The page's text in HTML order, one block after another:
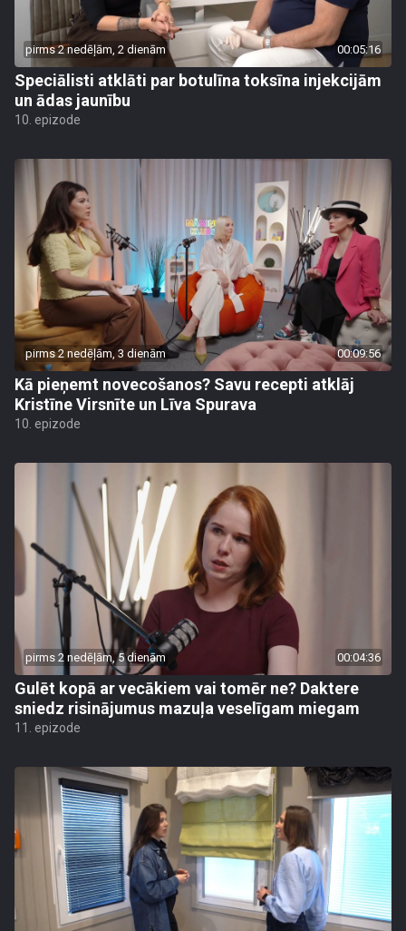
pirms 2 nedēļām, 2 dienām 00:05:16
Speciālisti atklāti par botulīna toksīna injekcijām
un ādas jaunību
10. epizode
pirms 2 nedēļām, 3 dienām 00:09:56
Kā pieņemt novecošanos? Savu recepti atklāj
Kristīne Virsnīte un Līva Spurava
10. epizode
pirms 2 nedēļām, 5 dienām 00:04:36
Gulēt kopā ar vecākiem vai tomēr ne? Daktere
sniedz risinājumus mazuļa veselīgam miegam
11. epizode